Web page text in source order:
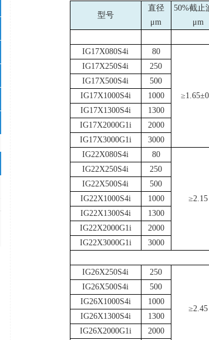
型号
直径
μm
50%截止
μm
IG17X080S4i
80
≥1.65±
IG17X250S4i
250
IG17X500S4i
500
IG17X1000S4i
1000
IG17X1300S4i
1300
IG17X2000G1i
2000
IG17X3000G1i
3000
IG22X080S4i
80
≥2.15
IG22X250S4i
250
IG22X500S4i
500
IG22X1000S4i
1000
IG22X1300S4i
1300
IG22X2000G1i
2000
IG22X3000G1i
3000
IG26X250S4i
250
≥2.45
IG26X500S4i
500
IG26X1000S4i
1000
IG26X1300S4i
1300
IG26X2000G1i
2000